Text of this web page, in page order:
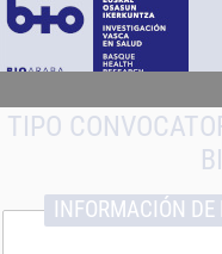
TIPO
INFORMACIÓN